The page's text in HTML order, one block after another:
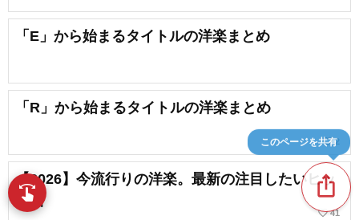
「E」から始まるタイトルの洋楽まとめ
「R」から始まるタイトルの洋楽まとめ
favorite_border2
【2026】今流行りの洋楽。最新の注目したいヒッ
ト曲
favorite_border41
ios_share
このページを共有
swipe 指先で音楽をブラウズ